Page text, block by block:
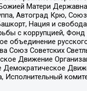
Матери
Автоград Крю,
Нация и
с коррупцией,
объединение
Советских
Движение